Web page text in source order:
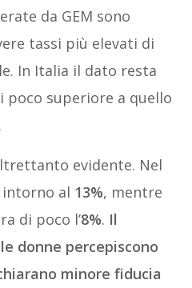
da GEM sono
tassi più elevati di
In Italia il dato resta
poco superiore a quello
evidente. Nel
intorno al 13%, mentre
di poco l’8%. Il
donne percepiscono
minore fiducia